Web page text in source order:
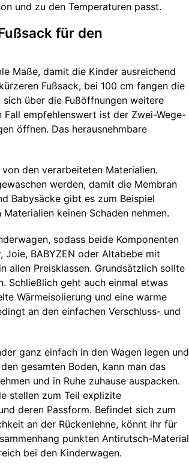
und zu den Temperaturen passt.
für den
Maße, damit die Kinder ausreichend
Fußsack, bei 100 cm fangen die
über die Fußöffnungen weitere
empfehlenswert ist der Zwei-Wege-
öffnen. Das herausnehmbare
den verarbeiteten Materialien.
werden, damit die Membran
Babysäcke gibt es zum Beispiel
keinen Schaden nehmen.
sodass beide Komponenten
Joie, BABYZEN oder Altabebe mit
allen Preisklassen. Grundsätzlich sollte
Schließlich geht auch einmal etwas
Wärmeisolierung und eine warme
an den einfachen Verschluss- und
ganz einfach in den Wagen legen und
gesamten Boden, kann man das
und in Ruhe zuhause auspacken.
stellen zum Teil explizite
deren Passform. Befindet sich zum
an der Rückenlehne, könnt ihr für
punkten Antirutsch-Material
bei den Kinderwagen.